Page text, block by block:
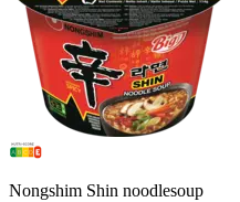
Nongshim Shin noodlesoup